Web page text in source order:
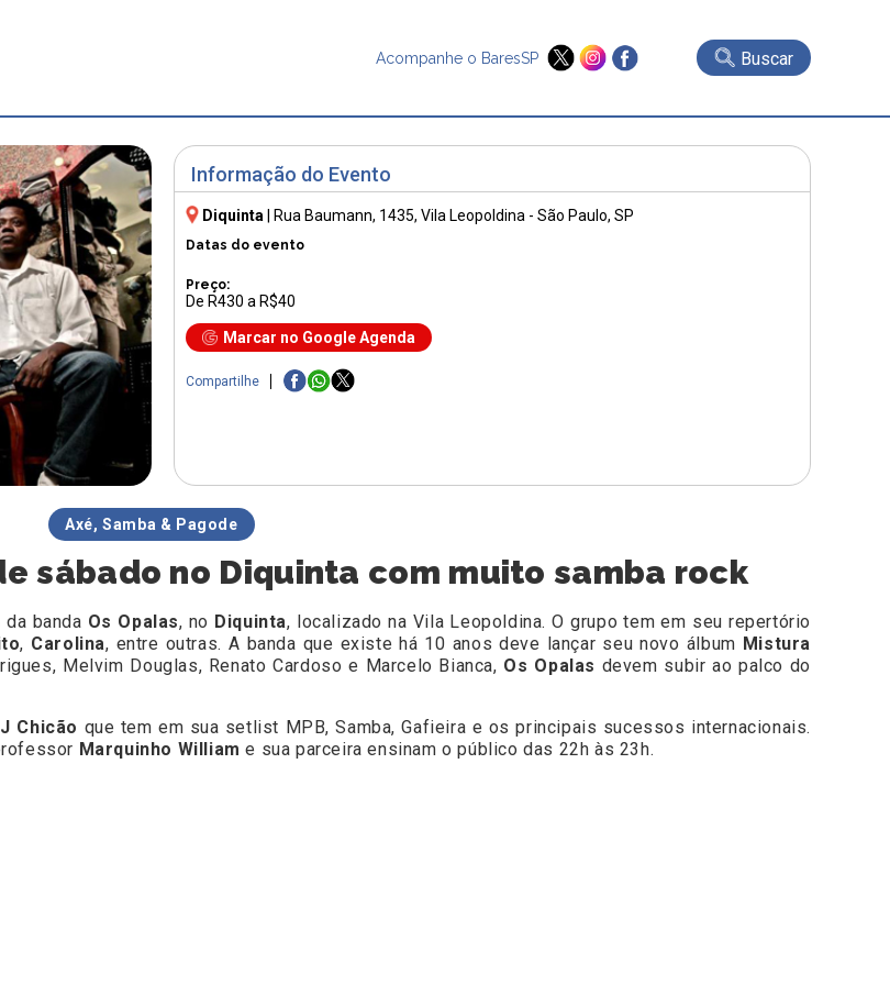
Acompanhe o BaresSP Buscar
Informação do Evento
Diquinta Rua Baumann, 1435, Vila Leopoldina - São Paulo, SP
Datas do evento
Preço:
De R430 a R$40
Marcar no Google Agenda
Compartilhe
Axé, Samba & Pagode
sábado no Diquinta com muito samba rock
banda Os Opalas, no Diquinta, localizado na Vila Leopoldina. O grupo tem em seu repertório
, Carolina, entre outras. A banda que existe há 10 anos deve lançar seu novo álbum Mistura
Melvim Douglas, Renato Cardoso e Marcelo Bianca, Os Opalas devem subir ao palco do
Chicão que tem em sua setlist MPB, Samba, Gafieira e os principais sucessos internacionais.
Marquinho William e sua parceira ensinam o público das 22h às 23h.